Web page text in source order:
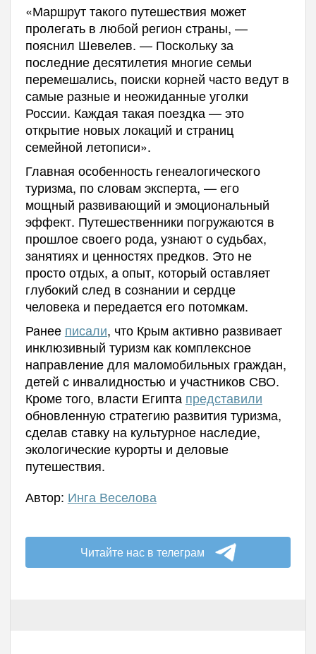
«Маршрут такого путешествия может
пролегать в любой регион страны, —
пояснил Шевелев. — Поскольку за
последние десятилетия многие семьи
перемешались, поиски корней часто ведут в
самые разные и неожиданные уголки
России. Каждая такая поездка — это
открытие новых локаций и страниц
семейной летописи».
Главная особенность генеалогического
туризма, по словам эксперта, — его
мощный развивающий и эмоциональный
эффект. Путешественники погружаются в
прошлое своего рода, узнают о судьбах,
занятиях и ценностях предков. Это не
просто отдых, а опыт, который оставляет
глубокий след в сознании и сердце
человека и передается его потомкам.
Ранее писали, что Крым активно развивает
инклюзивный туризм как комплексное
направление для маломобильных граждан,
детей с инвалидностью и участников СВО.
Кроме того, власти Египта представили
обновленную стратегию развития туризма,
сделав ставку на культурное наследие,
экологические курорты и деловые
путешествия.
Автор: Инга Веселова
Читайте нас в телеграм